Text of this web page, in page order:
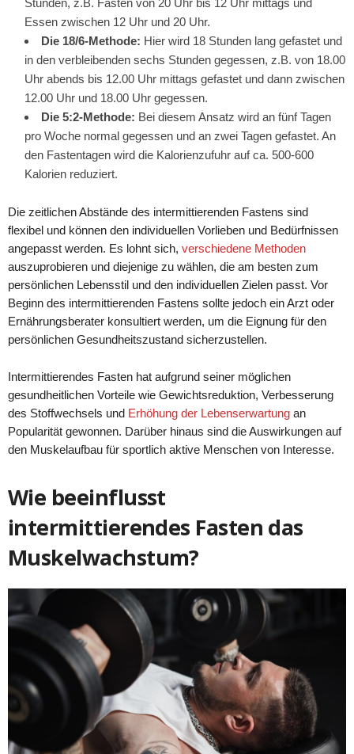
Essen zwischen 12 Uhr und 20 Uhr.
Die 18/6-Methode: Hier wird 18 Stunden lang gefastet und
in den verbleibenden sechs Stunden gegessen, z.B. von 18.00
Uhr abends bis 12.00 Uhr mittags gefastet und dann zwischen
12.00 Uhr und 18.00 Uhr gegessen.
Die 5:2-Methode: Bei diesem Ansatz wird an fünf Tagen
pro Woche normal gegessen und an zwei Tagen gefastet. An
den Fastentagen wird die Kalorienzufuhr auf ca. 500-600
Kalorien reduziert.
Die zeitlichen Abstände des intermittierenden Fastens sind
flexibel und können den individuellen Vorlieben und Bedürfnissen
angepasst werden. Es lohnt sich, verschiedene Methoden
auszuprobieren und diejenige zu wählen, die am besten zum
persönlichen Lebensstil und den individuellen Zielen passt. Vor
Beginn des intermittierenden Fastens sollte jedoch ein Arzt oder
Ernährungsberater konsultiert werden, um die Eignung für den
persönlichen Gesundheitszustand sicherzustellen.
Intermittierendes Fasten hat aufgrund seiner möglichen
gesundheitlichen Vorteile wie Gewichtsreduktion, Verbesserung
des Stoffwechsels und Erhöhung der Lebenserwartung an
Popularität gewonnen. Darüber hinaus sind die Auswirkungen auf
den Muskelaufbau für sportlich aktive Menschen von Interesse.
Wie beeinflusst
intermittierendes Fasten das
Muskelwachstum?